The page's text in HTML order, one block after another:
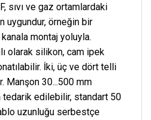
sıvı ve gaz ortamlardaki
uygundur, örneğin bir
montaj yoluyla.
olarak silikon, cam ipek
İki, üç ve dört telli
Manşon 30...500 mm
tedarik edilebilir, standart 50
uzunluğu serbestçe